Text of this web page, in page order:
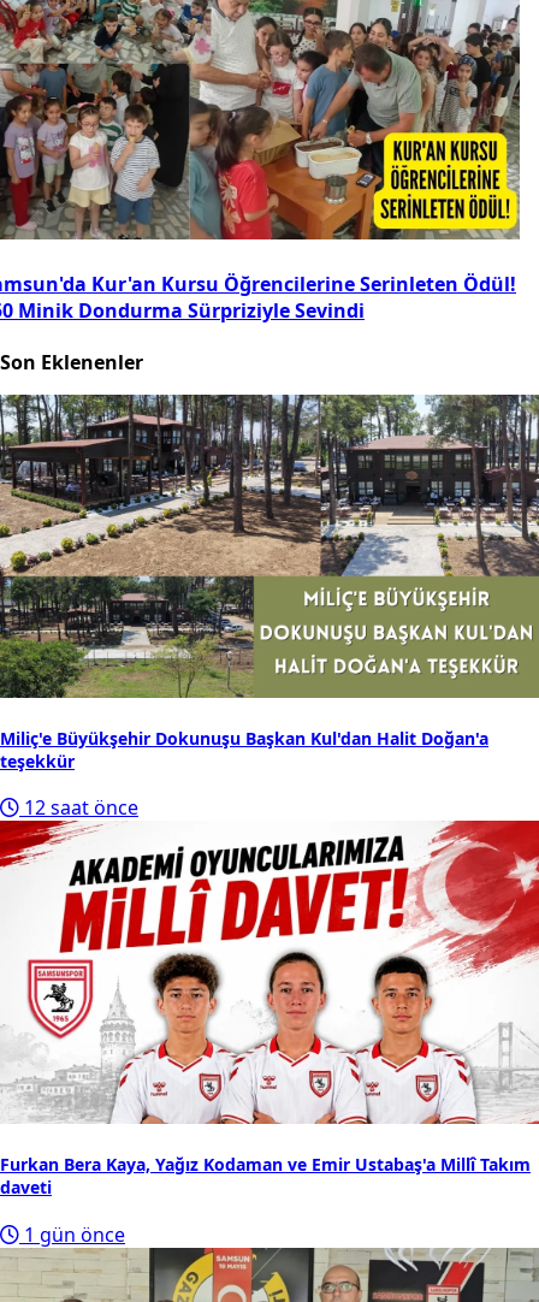
Kur'an Kursu Öğrencilerine Serinleten Ödül!
Minik Dondurma Sürpriziyle Sevindi
Son Eklenenler
Miliç'e Büyükşehir Dokunuşu Başkan Kul'dan Halit Doğan'a
teşekkür
12 saat önce
Furkan Bera Kaya, Yağız Kodaman ve Emir Ustabaş'a Millî Takım
daveti
1 gün önce